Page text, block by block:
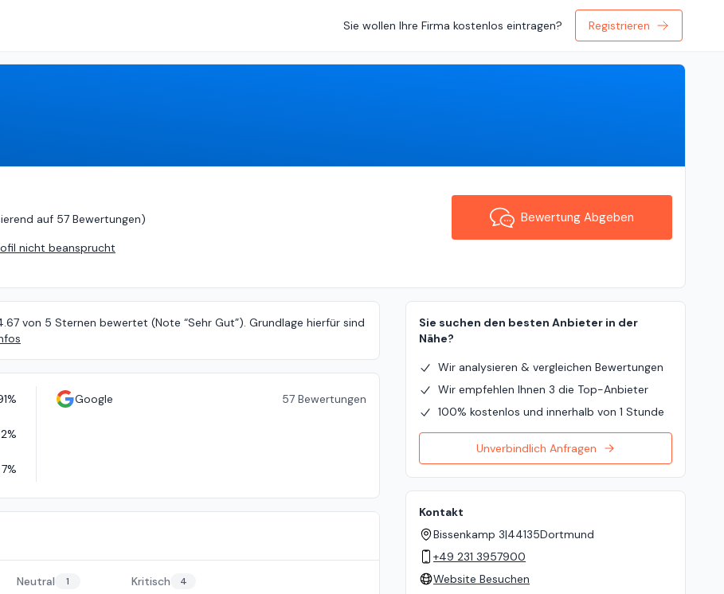
Sie wollen Ihre Firma kostenlos eintragen? Registrieren
auf 57 Bewertungen)
nicht beansprucht
Bewertung Abgeben
von 5 Sternen bewertet (Note “Sehr Gut”). Grundlage hierfür sind
2%
7%
Google 57 Bewertungen
Neutral 1 Kritisch 4
Sie suchen den besten Anbieter in der
Nähe?
Wir analysieren & vergleichen Bewertungen
Wir empfehlen Ihnen 3 die Top-Anbieter
100% kostenlos und innerhalb von 1 Stunde
Unverbindlich Anfragen
Kontakt
Bissenkamp 3|44135Dortmund
+49 231 3957900
Website Besuchen